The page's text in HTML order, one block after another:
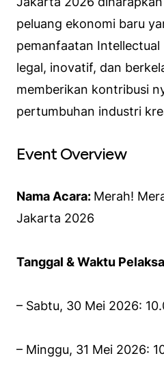
peluang ekonomi baru
pemanfaatan
legal, inovatif, dan
memberikan kontribusi
pertumbuhan industri
Event Overview
Nama Acara: Merah!
Jakarta 2026
Tanggal & Waktu
– Sabtu, 30 Mei 2026:
– Minggu, 31 Mei 2026: